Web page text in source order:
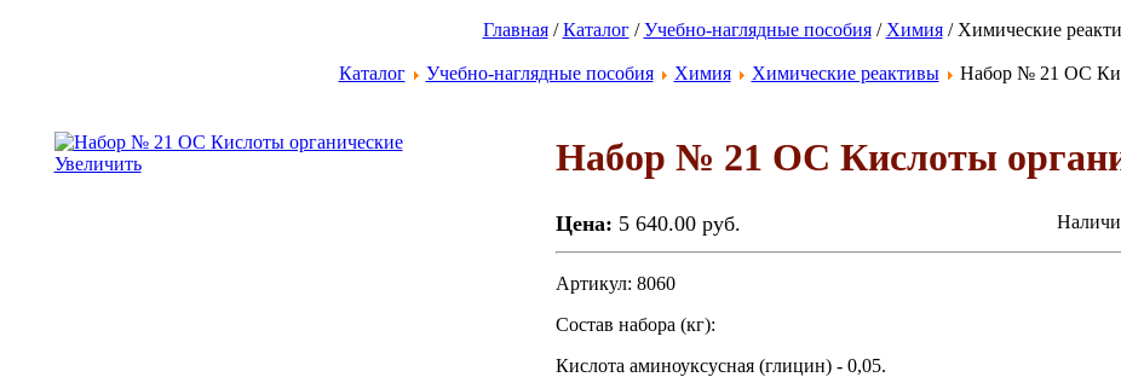
Главная/Каталог/Учебно-наглядные пособия/ Химия/ Химические
Каталог Учебно-наглядные пособия Химия Химические реактивы Набор № 21 ОС
Увеличить Набор № 21 ОС Кислоты
Цена: 5 640.00 руб.
Артикул: 8060
Состав набора (кг):
Кислота аминоуксусная (глицин) - 0,05.